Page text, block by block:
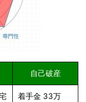
自己破産
着手金 33万